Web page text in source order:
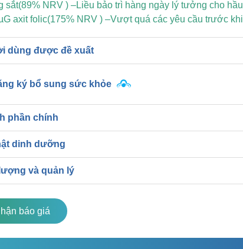
sắt(89% NRV ) –Liều bảo trì hàng ngày lý tưởng cho
axit folic(175% NRV ) –Vượt quá các yêu cầu trước
dùng được đề xuất
ký bổ sung sức khỏe
phần chính
dinh dưỡng
và quản lý
báo giá